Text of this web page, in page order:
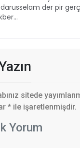
der pir
sitede
* ile işaretlenmişdir.
Yorum